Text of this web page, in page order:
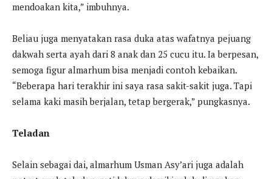
mendoakan kita,” imbuhnya.
Beliau juga menyatakan rasa duka atas wafatnya pejuang
dakwah serta ayah dari 8 anak dan 25 cucu itu. Ia berpesan,
semoga figur almarhum bisa menjadi contoh kebaikan.
“Beberapa hari terakhir ini saya rasa sakit-sakit juga. Tapi
selama kaki masih berjalan, tetap bergerak,” pungkasnya.
Teladan
Selain sebagai dai, almarhum Usman Asy’ari juga adalah